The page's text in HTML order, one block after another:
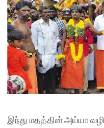
இந்து மதத்தின் அய்யா